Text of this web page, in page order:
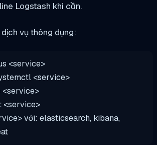
Logstash khi cần.
vụ thông dụng:
<service>
<service>
<service>
<service>
với: elasticsearch, kibana,